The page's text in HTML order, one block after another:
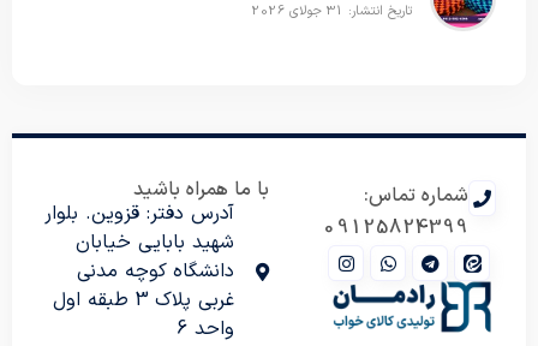
تاریخ انتشار: 31 جولای 2026
شماره تماس:
09125824399
با ما همراه باشید
آدرس دفتر: قزوین. بلوار
شهید بابایی خیابان
دانشگاه کوچه مدنی
غربی پلاک 3 طبقه اول
واحد 6